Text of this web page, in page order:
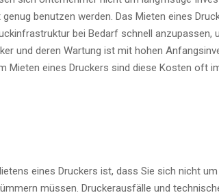
benutzen werden. Das Mieten eines
bei Bedarf schnell anzupassen,
und deren Wartung ist mit hohen
Mieten eines Druckers sind diese Kosten oft
eines Druckers ist, dass Sie sich nicht
müssen. Druckerausfälle und